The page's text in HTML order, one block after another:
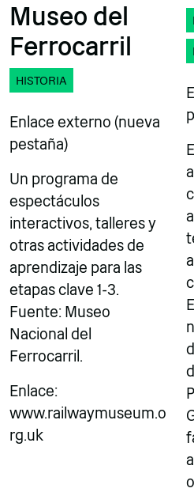
Museo del
Ferrocarril
HISTORIA
Enlace externo (nueva
pestaña)
Un programa de
espectáculos
interactivos, talleres y
otras actividades de
aprendizaje para las
etapas clave 1-3.
Fuente: Museo
Nacional del
Ferrocarril.
Enlace:
www.railwaymuseum.o
rg.uk